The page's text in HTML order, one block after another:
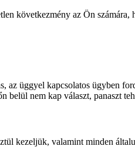
következmény az Ön
az üggyel kapcsolatos ügyben
nem kap választ, panaszt
kezeljük, valamint minden